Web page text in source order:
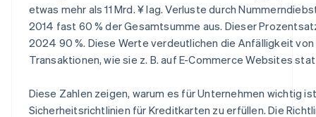
etwas mehr als 11 Mrd. ¥ lag. Verluste durch
2014 fast 60 % der Gesamtsumme aus. Dieser
2024 90 %. Diese Werte verdeutlichen die Anfälligkeit von
Transaktionen, wie sie z. B. auf E-Commerce Websites
Diese Zahlen zeigen, warum es für Unternehmen wichtig
Sicherheitsrichtlinien für Kreditkarten zu erfüllen. Die